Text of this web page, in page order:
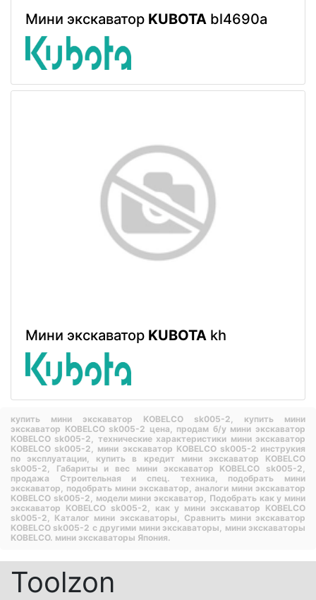
Мини экскаватор KUBOTA bl4690a
Мини экскаватор KUBOTA kh
купить мини экскаватор KOBELCO sk005-2, купить мини
экскаватор KOBELCO sk005-2 цена, продам б/у мини экскаватор
KOBELCO sk005-2, технические характеристики мини экскаватор
KOBELCO sk005-2, мини экскаватор KOBELCO sk005-2 инструкия
по эксплуатации, купить в кредит мини экскаватор KOBELCO
sk005-2, Габариты и вес мини экскаватор KOBELCO sk005-2,
продажа Строительная и спец. техника, подобрать мини
экскаватор, подобрать мини экскаватор, аналоги мини экскаватор
KOBELCO sk005-2, модели мини экскаватор, Подобрать как у мини
экскаватор KOBELCO sk005-2, как у мини экскаватор KOBELCO
sk005-2, Каталог мини экскаваторы, Сравнить мини экскаватор
KOBELCO sk005-2 с другими мини экскаваторы, мини экскаваторы
KOBELCO. мини экскаваторы Япония.
Toolzon